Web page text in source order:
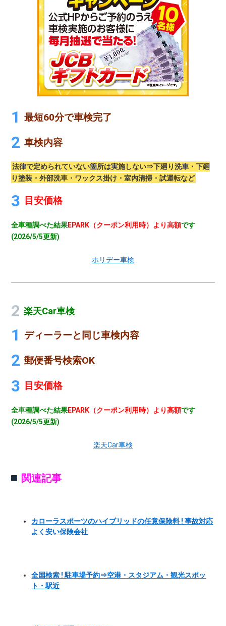
最短60分で車検完了
車検内容
法律で定められていない箇所は実施しない⇒下廻り洗車・下廻
り塗装・外部洗車・ワックス掛け・室内清掃・試運転など
目安価格
全車種調べた結果EPARK（クーポン利用時）より高額です
(2026/5/5更新)
ホリデー車検
楽天Car車検
ディーラーと同じ車検内容
郵便番号検索OK
目安価格
全車種調べた結果EPARK（クーポン利用時）より高額です
(2026/5/5更新)
楽天Car車検
関連記事
カローラスポーツのハイブリッドの任意保険料 ! 事故対応
よく安い保険会社
全国検索 ! 駐車場予約⇒空港・スタジアム・観光スポッ
ト・駅近